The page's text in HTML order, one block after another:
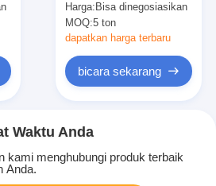
1050
Harga: Bisa dinegosiasikan
MOQ:5 ton
dapatkan harga terbaru
bicara sekarang
Waktu Anda
kami menghubungi produk terbaik
Anda.